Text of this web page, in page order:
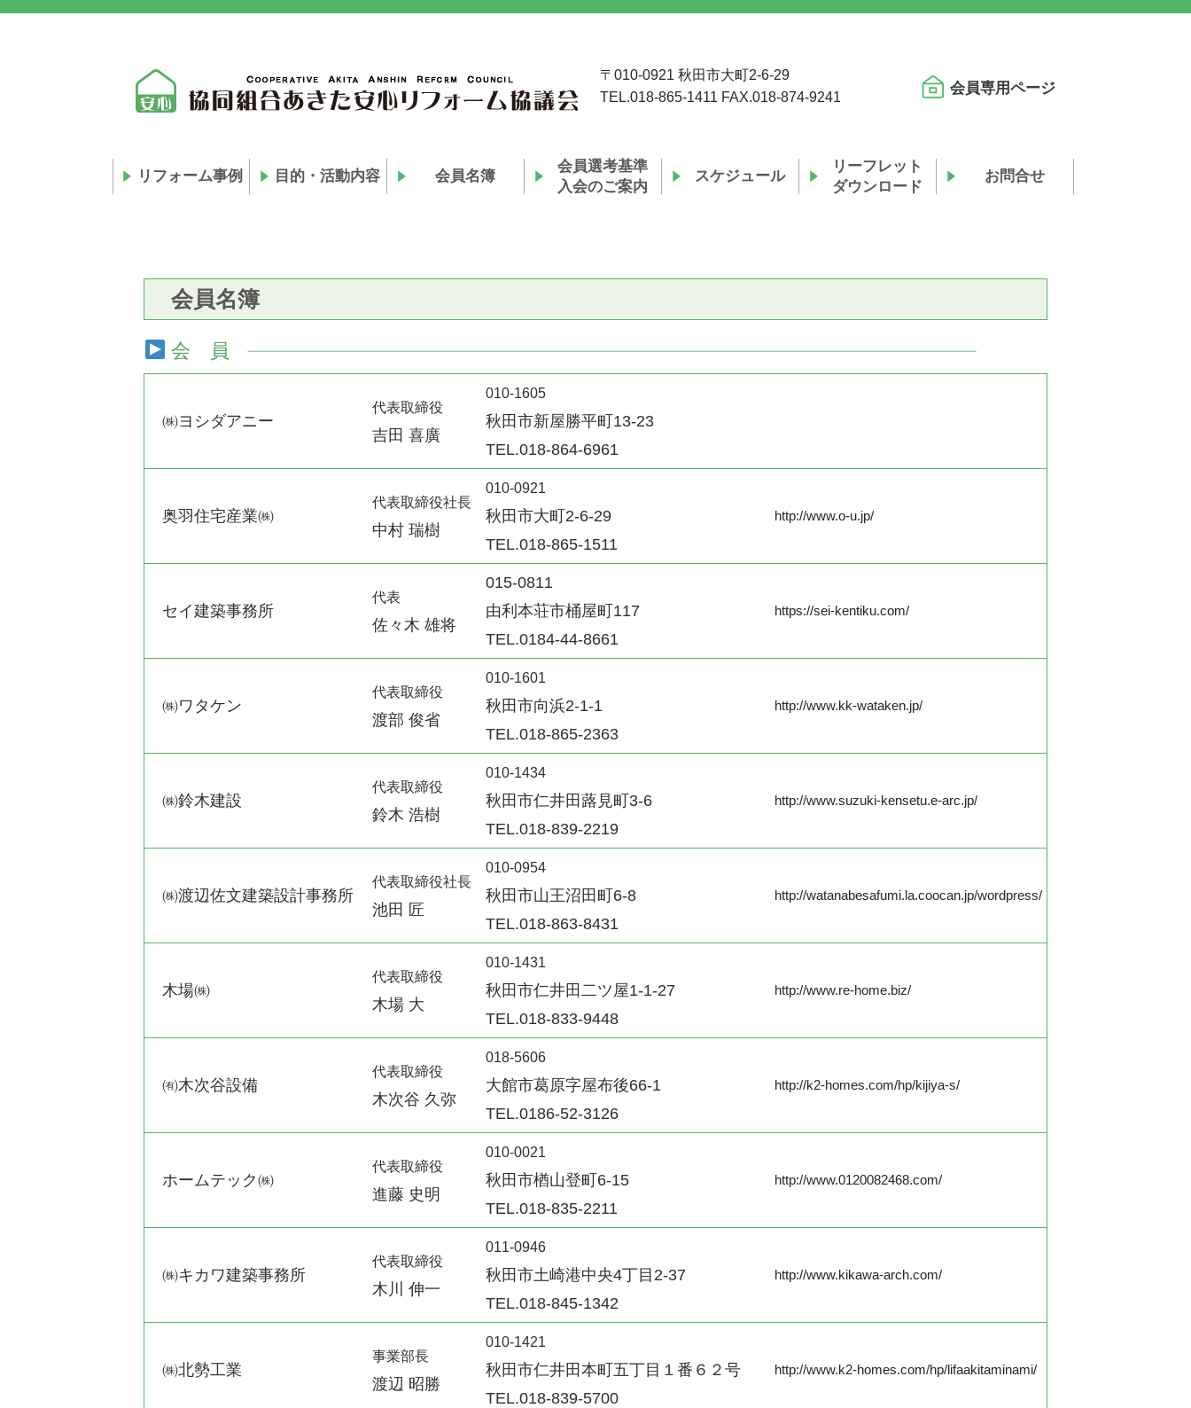
〒010-0921 秋田市大町2-6-29
TEL.018-865-1411 FAX.018-874-9241
会員専用ページ
リフォーム事例 目的・活動内容 会員名簿
会員選考基準
入会のご案内
スケジュール
リーフレット
ダウンロード
お問合せ
会員名簿
会 員
㈱ヨシダアニー
代表取締役
吉田 喜廣
010-1605
秋田市新屋勝平町13-23
TEL.018-864-6961
奥羽住宅産業㈱
代表取締役社長
中村 瑞樹
010-0921
秋田市大町2-6-29
TEL.018-865-1511
http://www.o-u.jp/
セイ建築事務所
代表
佐々木 雄将
015-0811
由利本荘市桶屋町117
TEL.0184-44-8661
https://sei-kentiku.com/
㈱ワタケン
代表取締役
渡部 俊省
010-1601
秋田市向浜2-1-1
TEL.018-865-2363
http://www.kk-wataken.jp/
㈱鈴木建設
代表取締役
鈴木 浩樹
010-1434
秋田市仁井田蕗見町3-6
TEL.018-839-2219
http://www.suzuki-kensetu.e-arc.jp/
㈱渡辺佐文建築設計事務所
代表取締役社長
池田 匠
010-0954
秋田市山王沼田町6-8
TEL.018-863-8431
http://watanabesafumi.la.coocan.jp/wordpress/
木場㈱
代表取締役
木場 大
010-1431
秋田市仁井田二ツ屋1-1-27
TEL.018-833-9448
http://www.re-home.biz/
㈲木次谷設備
代表取締役
木次谷 久弥
018-5606
大館市葛原字屋布後66-1
TEL.0186-52-3126
http://k2-homes.com/hp/kijiya-s/
ホームテック㈱
代表取締役
進藤 史明
010-0021
秋田市楢山登町6-15
TEL.018-835-2211
http://www.0120082468.com/
㈱キカワ建築事務所
代表取締役
木川 伸一
011-0946
秋田市土崎港中央4丁目2-37
TEL.018-845-1342
http://www.kikawa-arch.com/
㈱北勢工業
事業部長
渡辺 昭勝
010-1421
秋田市仁井田本町五丁目１番６２号
TEL.018-839-5700
http://www.k2-homes.com/hp/lifaakitaminami/